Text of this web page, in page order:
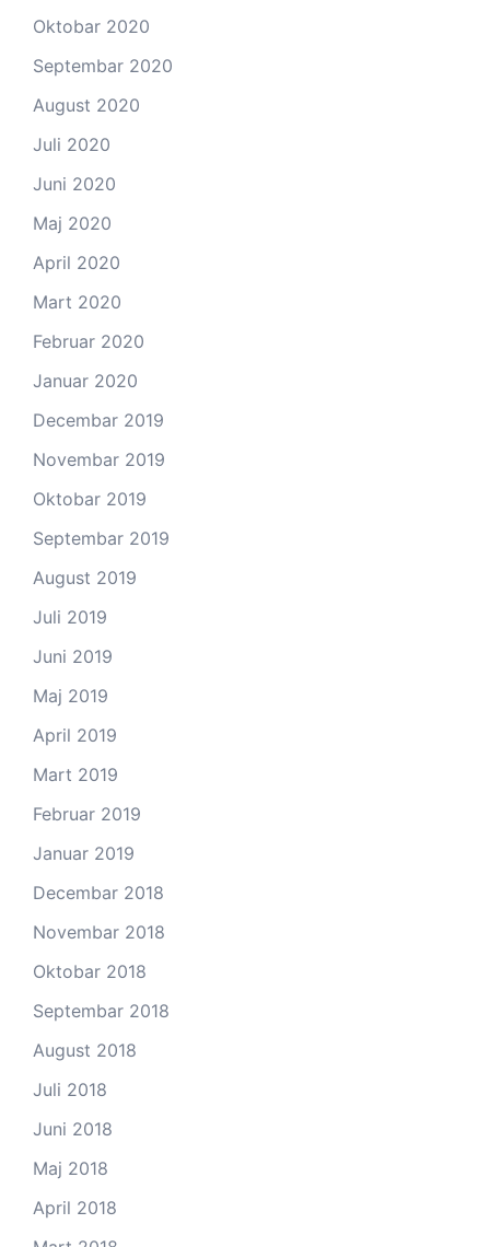
Oktobar 2020
Septembar 2020
August 2020
Juli 2020
Juni 2020
Maj 2020
April 2020
Mart 2020
Februar 2020
Januar 2020
Decembar 2019
Novembar 2019
Oktobar 2019
Septembar 2019
August 2019
Juli 2019
Juni 2019
Maj 2019
April 2019
Mart 2019
Februar 2019
Januar 2019
Decembar 2018
Novembar 2018
Oktobar 2018
Septembar 2018
August 2018
Juli 2018
Juni 2018
Maj 2018
April 2018